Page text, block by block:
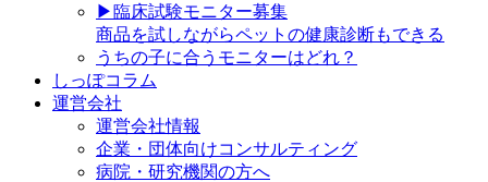
▶︎臨床試験モニター募集
商品を試しながらペットの健康診断もできる
うちの子に合うモニターはどれ？
しっぽコラム
運営会社
運営会社情報
企業・団体向けコンサルティング
病院・研究機関の方へ